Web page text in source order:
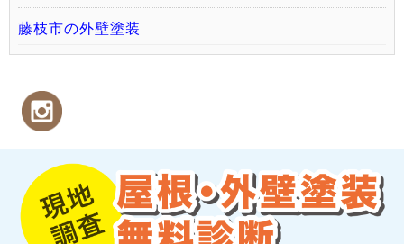
藤枝市の外壁塗装